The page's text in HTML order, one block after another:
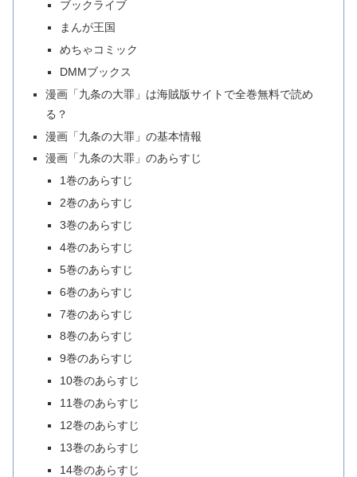
ブックライブ
まんが王国
めちゃコミック
DMMブックス
漫画「九条の大罪」は海賊版サイトで全巻無料で読め
る？
漫画「九条の大罪」の基本情報
漫画「九条の大罪」のあらすじ
1巻のあらすじ
2巻のあらすじ
3巻のあらすじ
4巻のあらすじ
5巻のあらすじ
6巻のあらすじ
7巻のあらすじ
8巻のあらすじ
9巻のあらすじ
10巻のあらすじ
11巻のあらすじ
12巻のあらすじ
13巻のあらすじ
14巻のあらすじ